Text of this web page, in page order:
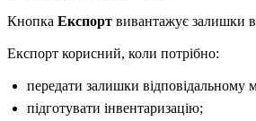
Кнопка Експорт вивантажує залишки
Експорт корисний, коли потрібно:
передати залишки відповідальному
підготувати інвентаризацію;